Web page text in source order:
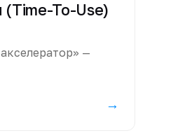
(Time-To-Use)
—
→